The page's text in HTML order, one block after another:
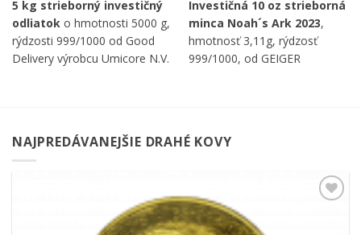
5 kg strieborný investičný
odliatoko hmotnosti 5000 g,
rýdzosti 999/1000 od Good
Delivery výrobcu Umicore N.V.
Investičná 10 oz strieborná
minca Noah´s Ark 2023,
hmotnosť 3,11g, rýdzosť
999/1000, od GEIGER
NAJPREDÁVANEJŠIE DRAHÉ KOVY